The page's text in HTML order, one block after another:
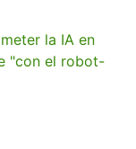
la IA en
"con el robot-